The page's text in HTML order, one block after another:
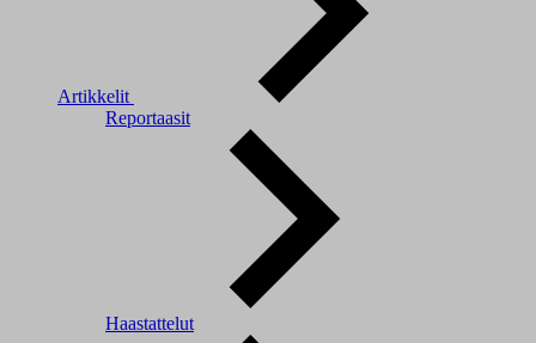
Artikkelit
Reportaasit
Haastattelut